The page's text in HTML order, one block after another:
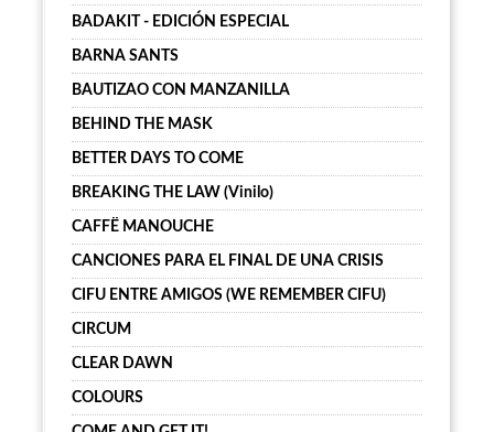
BADAKIT - EDICIÓN ESPECIAL
BARNA SANTS
BAUTIZAO CON MANZANILLA
BEHIND THE MASK
BETTER DAYS TO COME
BREAKING THE LAW (Vinilo)
CAFFË MANOUCHE
CANCIONES PARA EL FINAL DE UNA CRISIS
CIFU ENTRE AMIGOS (WE REMEMBER CIFU)
CIRCUM
CLEAR DAWN
COLOURS